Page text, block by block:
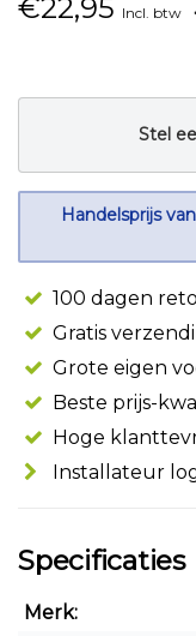
€22,95 Incl. btw
Stel
Handelsprijs
100 dagen
Gratis
Grote eigen
Beste prijs-
Hoge
Installateur
Specificaties
Merk: